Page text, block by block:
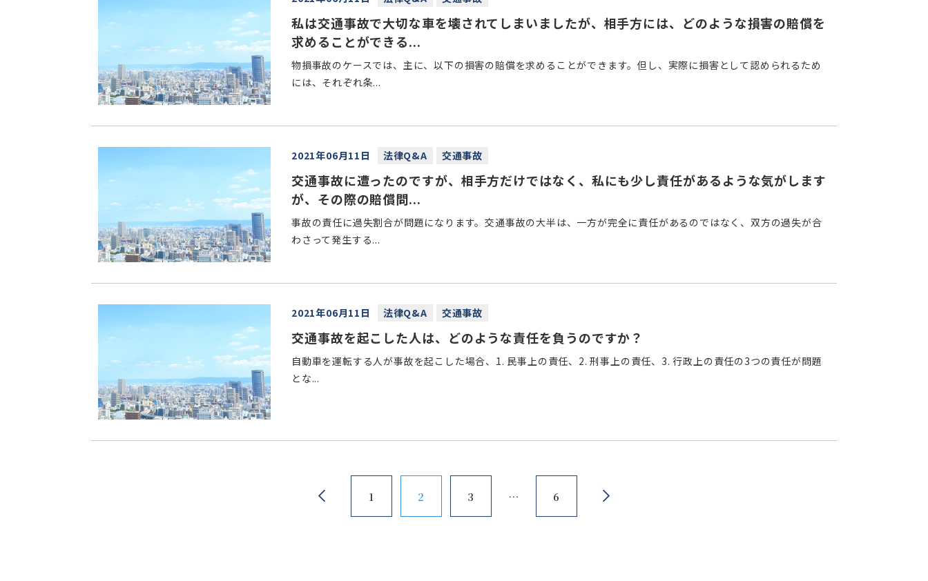
私は交通事故で大切な車を壊されてしまいましたが、相手方には、どのような損害の賠償を
求めることができる...
物損事故のケースでは、主に、以下の損害の賠償を求めることができます。但し、実際に損害として認められるため
には、それぞれ条...
2021年06月11日 法律Q&A 交通事故
交通事故に遭ったのですが、相手方だけではなく、私にも少し責任があるような気がします
が、その際の賠償問...
事故の責任に過失割合が問題になります。交通事故の大半は、一方が完全に責任があるのではなく、双方の過失が合
わさって発生する...
2021年06月11日 法律Q&A 交通事故
交通事故を起こした人は、どのような責任を負うのですか？
自動車を運転する人が事故を起こした場合、1. 民事上の責任、2. 刑事上の責任、3. 行政上の責任の3つの責任が問題
とな...
1 2 3 6